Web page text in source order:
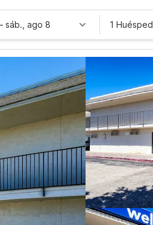
sáb., ago 8 1 Huésped